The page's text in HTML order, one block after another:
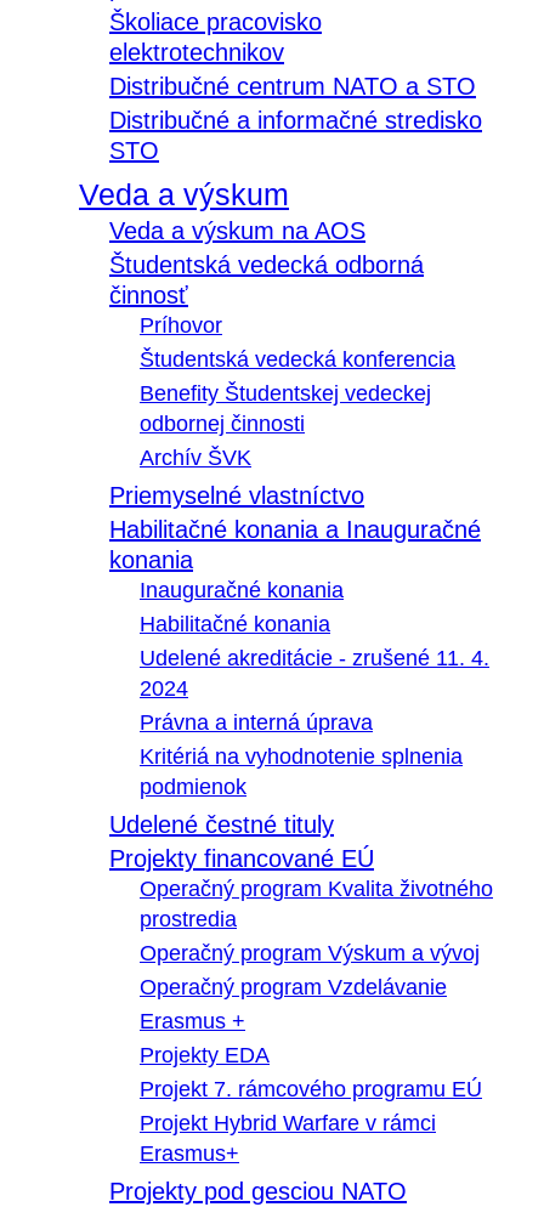
Školiace pracovisko
elektrotechnikov
Distribučné centrum NATO a STO
Distribučné a informačné stredisko
STO
Veda a výskum
Veda a výskum na AOS
Študentská vedecká odborná
činnosť
Príhovor
Študentská vedecká konferencia
Benefity Študentskej vedeckej
odbornej činnosti
Archív ŠVK
Priemyselné vlastníctvo
Habilitačné konania a Inauguračné
konania
Inauguračné konania
Habilitačné konania
Udelené akreditácie - zrušené 11. 4.
2024
Právna a interná úprava
Kritériá na vyhodnotenie splnenia
podmienok
Udelené čestné tituly
Projekty financované EÚ
Operačný program Kvalita životného
prostredia
Operačný program Výskum a vývoj
Operačný program Vzdelávanie
Erasmus +
Projekty EDA
Projekt 7. rámcového programu EÚ
Projekt Hybrid Warfare v rámci
Erasmus+
Projekty pod gesciou NATO